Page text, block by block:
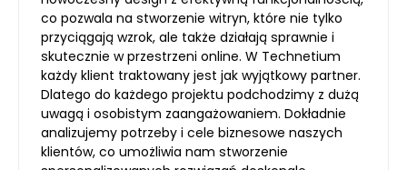
co pozwala na stworzenie witryn, które nie tylko
przyciągają wzrok, ale także działają sprawnie i
skutecznie w przestrzeni online. W Technetium
każdy klient traktowany jest jak wyjątkowy partner.
Dlatego do każdego projektu podchodzimy z dużą
uwagą i osobistym zaangażowaniem. Dokładnie
analizujemy potrzeby i cele biznesowe naszych
klientów, co umożliwia nam stworzenie